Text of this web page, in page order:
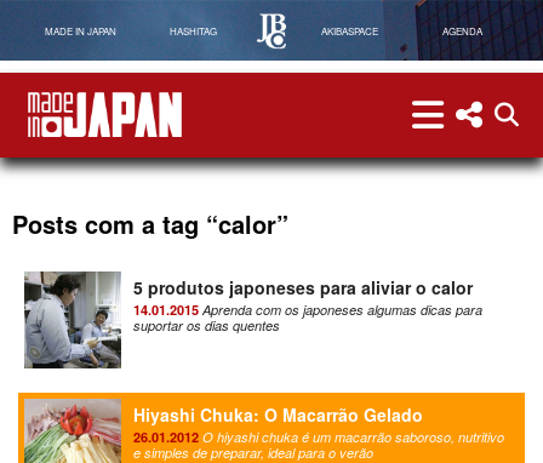
MADE IN JAPAN HASHITAG AKIBASPACE AGENDA
menu menu
Posts com a tag “calor”
5 produtos japoneses para aliviar o calor
14.01.2015Aprenda com os japoneses algumas dicas para
suportar os dias quentes
Hiyashi Chuka: O Macarrão Gelado
26.01.2012 O hiyashi chuka é um macarrão saboroso, nutritivo
e simples de preparar, ideal para o verão